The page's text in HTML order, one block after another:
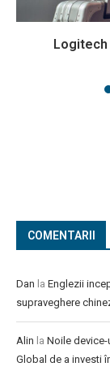
COMENTARII
Dan la Englezii
supraveghere
Alin la Noile
Global de a investi